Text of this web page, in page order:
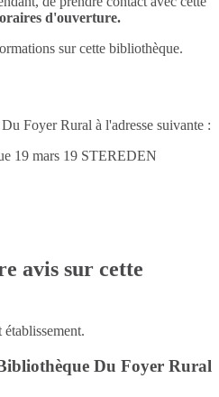
d'ouverture.
sur cette bibliothèque.
Foyer Rural à l'adresse suivante :
19 mars 19 STEREDEN
avis sur cette
Du Foyer Rural